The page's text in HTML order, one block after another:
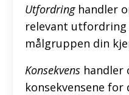
Utfordringhandler
relevant
målgruppen din
Konsekvens handler
konsekvensene